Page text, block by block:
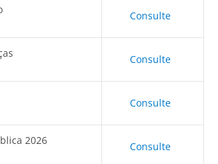
Consulte
Consulte
Consulte
2026 Consulte